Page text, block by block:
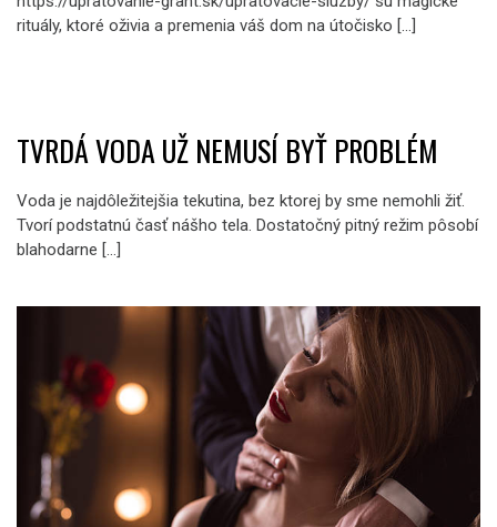
rituály, ktoré oživia a premenia váš dom na útočisko […]
TVRDÁ VODA UŽ NEMUSÍ BYŤ PROBLÉM
Voda je najdôležitejšia tekutina, bez ktorej by sme nemohli žiť.
Tvorí podstatnú časť nášho tela. Dostatočný pitný režim pôsobí
blahodarne […]